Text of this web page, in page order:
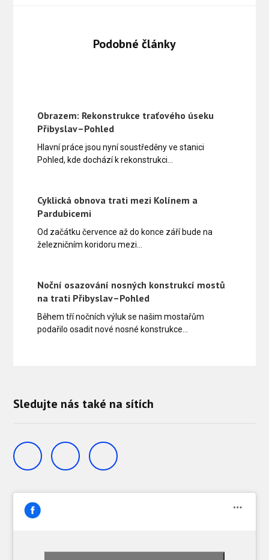
Podobné články
Obrazem: Rekonstrukce traťového úseku
Přibyslav–Pohled
Hlavní práce jsou nyní soustředěny ve stanici
Pohled, kde dochází k rekonstrukci…
Cyklická obnova trati mezi Kolínem a
Pardubicemi
Od začátku července až do konce září bude na
železničním koridoru mezi…
Noční osazování nosných konstrukcí mostů
na trati Přibyslav–Pohled
Během tří nočních výluk se našim mostařům
podařilo osadit nové nosné konstrukce…
Sledujte nás také na sítích